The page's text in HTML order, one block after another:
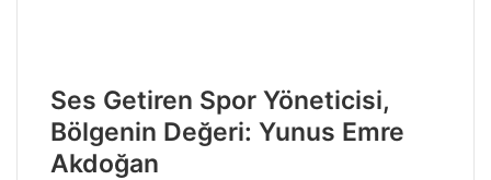
Ses Getiren Spor Yöneticisi,
Bölgenin Değeri: Yunus Emre
Akdoğan